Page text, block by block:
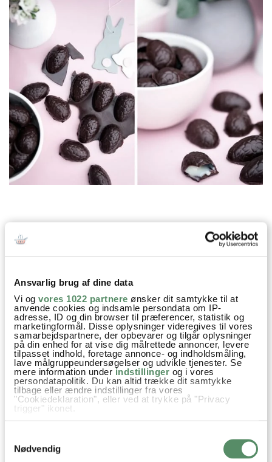
Ansvarlig brug af dine data
Vi og vores 1022 partnere ønsker dit samtykke til at
anvende cookies og indsamle persondata om IP-
adresse, ID og din browser til præferencer, statistik og
marketingformål. Disse oplysninger videregives til vores
samarbejdspartnere, der opbevarer og tilgår oplysninger
på din enhed for at vise dig målrettede annoncer, levere
tilpasset indhold, foretage annonce- og indholdsmåling,
lave målgruppeundersøgelser og udvikle tjenester. Se
mere information under indstillinger og i vores
persondatapolitik. Du kan altid trække dit samtykke
tilbage eller ændre indstillinger fra vores
"Cookiedeklaration", eller ved at trykke på "Privacy
trigger" ikonet.
Indsamle præcise oplysninger om din placering,
der kan være nøjagtig inden for få meter
Identificere din enhed baseret på en scanning af
Nødvendig
Kager og søde sager Opskrifter
SPØRGSMÅL TIL OPSKRIFTEN?
Har du spørgsmål til opskriften eller lyst til at sende en sød
hilsen, så kan du skrive til mig i kommentarfeltet herunder.
Du kan måske finde svaret på dit spørgsmål i kommentarfeltet,
hvis det allerede er stillet og besvaret - eller du kan kigge på
denne side, hvor jeg giver svar på mange 'ofte stillede
spørgsmål' til min opskrifter.